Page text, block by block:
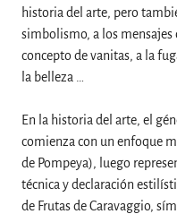
historia del arte, pero
simbolismo, a los mensajes
concepto de vanitas, a la
la belleza …
En la historia del arte, el
comienza con un enfoque
de Pompeya), luego
técnica y declaración
de Frutas de Caravaggio,